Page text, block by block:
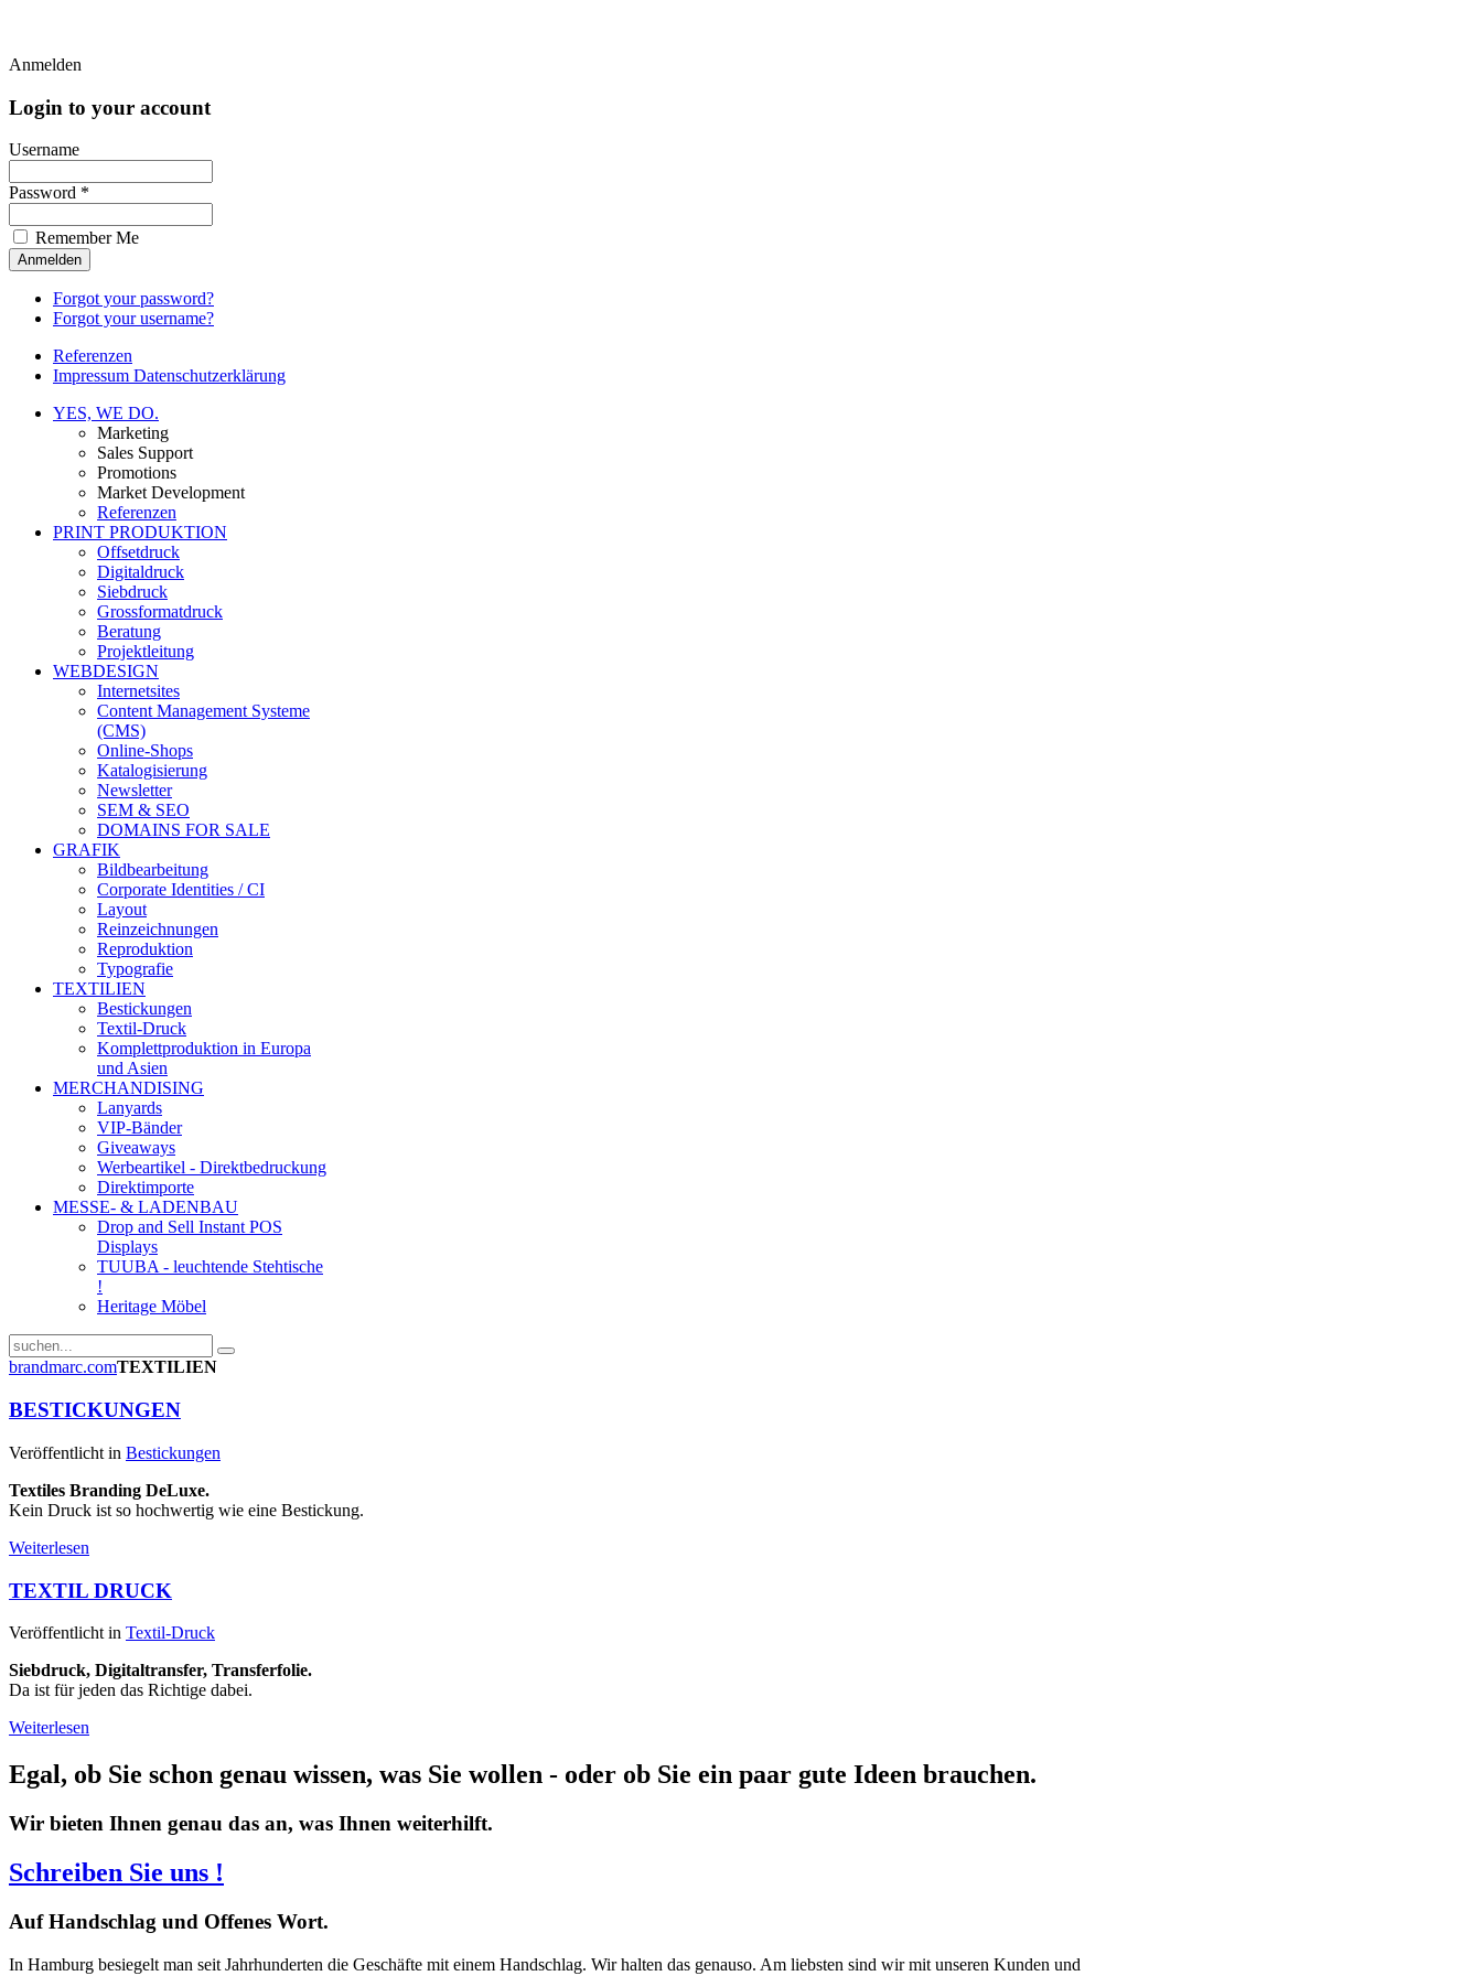
Anmelden
Login to your account
Username
Password *
Remember Me
Forgot your password?
Forgot your username?
Referenzen
Impressum Datenschutzerklärung
YES, WE DO.
Marketing
Sales Support
Promotions
Market Development
Referenzen
PRINT PRODUKTION
Offsetdruck
Digitaldruck
Siebdruck
Grossformatdruck
Beratung
Projektleitung
WEBDESIGN
Internetsites
Content Management Systeme
(CMS)
Online-Shops
Katalogisierung
Newsletter
SEM & SEO
DOMAINS FOR SALE
GRAFIK
Bildbearbeitung
Corporate Identities / CI
Layout
Reinzeichnungen
Reproduktion
Typografie
TEXTILIEN
Bestickungen
Textil-Druck
Komplettproduktion in Europa
und Asien
MERCHANDISING
Lanyards
VIP-Bänder
Giveaways
Werbeartikel - Direktbedruckung
Direktimporte
MESSE- & LADENBAU
Drop and Sell Instant POS
Displays
TUUBA - leuchtende Stehtische
!
Heritage Möbel
brandmarc.comTEXTILIEN
BESTICKUNGEN
Veröffentlicht in Bestickungen
Textiles Branding DeLuxe.
Kein Druck ist so hochwertig wie eine Bestickung.
Weiterlesen
TEXTIL DRUCK
Veröffentlicht in Textil-Druck
Siebdruck, Digitaltransfer, Transferfolie.
Da ist für jeden das Richtige dabei.
Weiterlesen
Egal, ob Sie schon genau wissen, was Sie wollen - oder ob Sie ein paar gute Ideen brauchen.
Wir bieten Ihnen genau das an, was Ihnen weiterhilft.
Schreiben Sie uns !
AufHandschlag und Offenes Wort.
In Hamburg besiegelt man seit Jahrhunderten die Geschäfte mit einem Handschlag. Wir halten das genauso. Am liebsten sind wir mit unseren Kunden und